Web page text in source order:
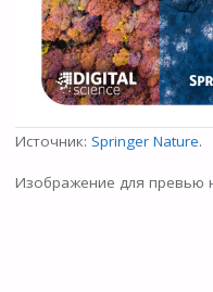
Источник: Springer Nature.
Изображение для превью